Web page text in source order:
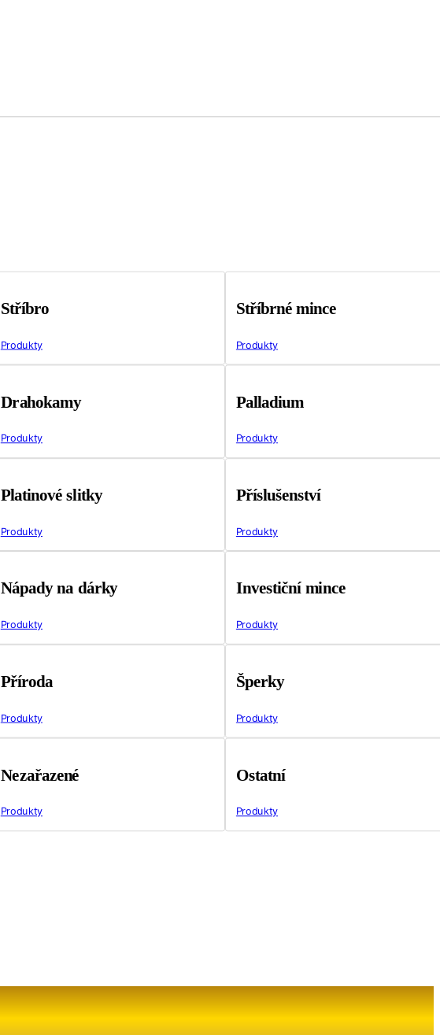
Stříbro
Produkty
Stříbrné mince
Produkty
Drahokamy
Produkty
Palladium
Produkty
Platinové slitky
Produkty
Příslušenství
Produkty
Nápady na dárky
Produkty
Investiční mince
Produkty
Příroda
Produkty
Šperky
Produkty
Nezařazené
Produkty
Ostatní
Produkty